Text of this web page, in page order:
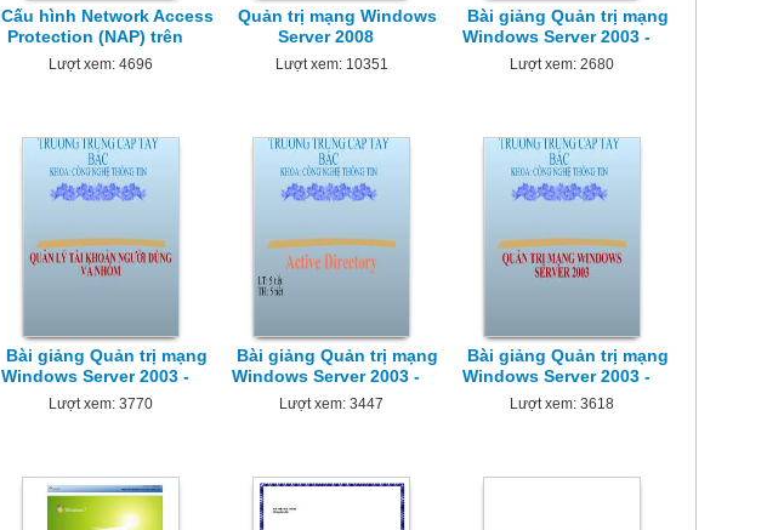
Cấu hình Network Access
Protection (NAP) trên
Lượt xem: 4696
Quản trị mạng Windows
Server 2008
Lượt xem: 10351
Bài giảng Quản trị mạng
Windows Server 2003 -
Lượt xem: 2680
Bài giảng Quản trị mạng
Windows Server 2003 -
Lượt xem: 3770
Bài giảng Quản trị mạng
Windows Server 2003 -
Lượt xem: 3447
Bài giảng Quản trị mạng
Windows Server 2003 -
Lượt xem: 3618